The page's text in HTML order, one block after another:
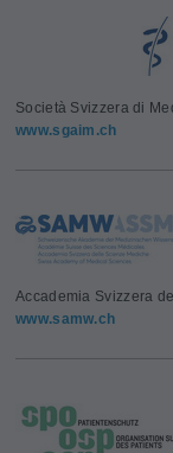
Società Svizzera di
www.sgaim.ch
Accademia Svizzera
www.samw.ch